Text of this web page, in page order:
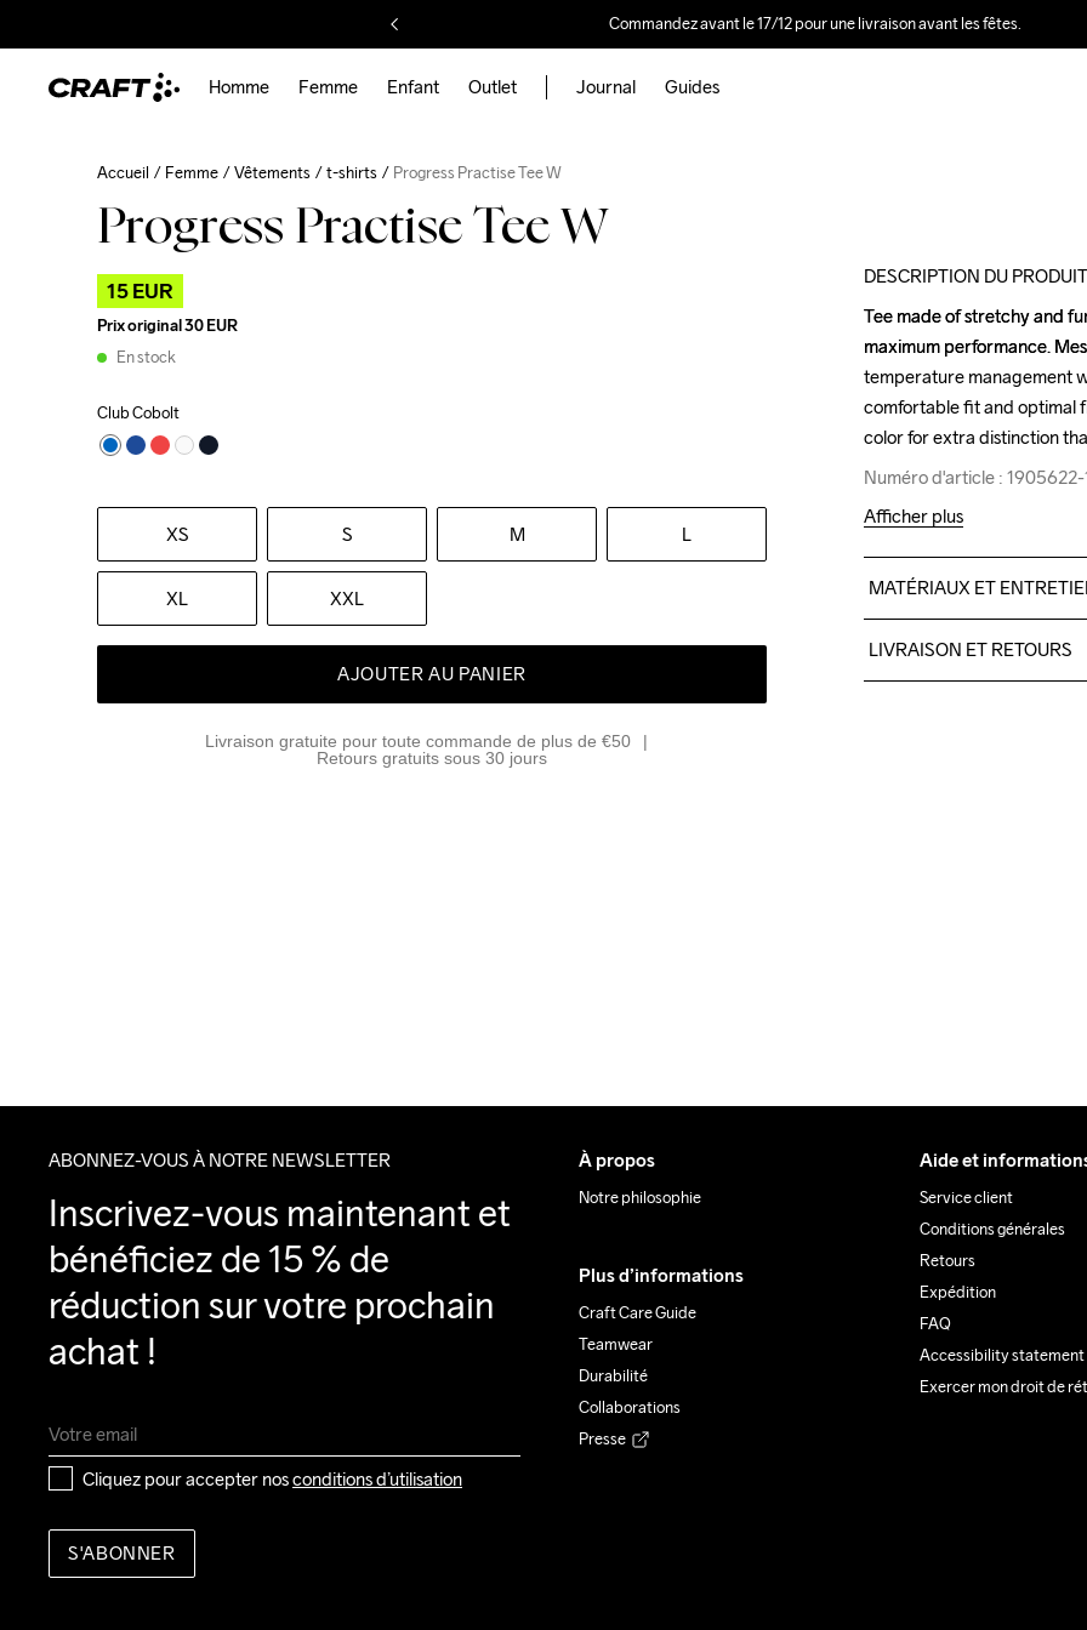
Commandez avant le 17/12 pour une livraison avant les fêtes.
Homme Femme Enfant Outlet Journal Guides
Accueil Femme Vêtements t-shirts Progress Practise Tee W
Progress Practise Tee W
15 EUR
Prix original30 EUR
En stock
Club Cobolt
XS S M L
XL XXL
AJOUTER AU PANIER
Livraison gratuite pour toute commande de plus de €50
Retours gratuits sous 30 jours
DESCRIPTION DU PRODUIT
Tee made of stretchy and
maximum performance.
temperature management
comfortable fit and optimal
color for extra distinction
Numéro d'article :
Tee made of stretchy and
maximum performance.
temperature management
comfortable fit and optimal
color for extra distinction
Numéro d'article :
Afficher plus
MATÉRIAUX ET
LIVRAISON ET RETOURS
ABONNEZ-VOUS À NOTRE NEWSLETTER
Inscrivez-vous maintenant et
bénéficiez de 15 % de
réduction sur votre prochain
achat !
Cliquez pour accepter nos conditions d’utilisation
S'ABONNER
À propos
Notre philosophie
Plus d’informations
Craft Care Guide
Teamwear
Durabilité
Collaborations
Presse
Aide et
Service client
Conditions générales
Retours
Expédition
FAQ
Accessibility statement
Exercer mon droit de